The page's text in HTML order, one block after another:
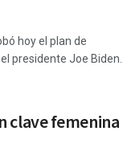
hoy el plan de
presidente Joe Biden.
clave femenina